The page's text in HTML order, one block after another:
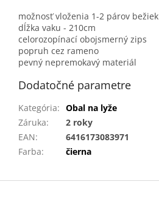
možnosť vloženia 1-2 párov bežiek
dĺžka vaku - 210cm
celorozopínací obojsmerný zips
popruh cez rameno
pevný nepremokavý materiál
Dodatočné parametre
Kategória: Obal na lyže
Záruka:
2 roky
EAN:
6416173083971
Farba: čierna
Z